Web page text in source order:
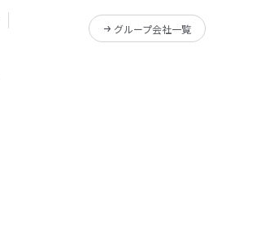
グループ会社一覧